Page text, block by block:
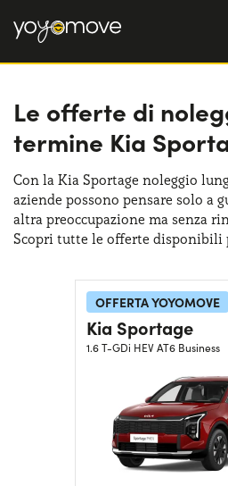
OFFERTE NOLEGGIO
Privati
Aziende e P.IVA
OFFERTE NOLEGGIO
CHI SIAMO
La nostra storia
COME FUNZIONA
PERCHÉ CONVIENE
SCEGLI UN
Serve assistenza?
Le offerte di
termine Kia
Con la Kia Sportage noleggio
aziende possono pensare solo a
altra preoccupazione ma senza
Scopri tutte le offerte disponibili
OFFERTA YOYOMOVE
Kia Sportage
1.6 T-GDi HEV AT6 Business